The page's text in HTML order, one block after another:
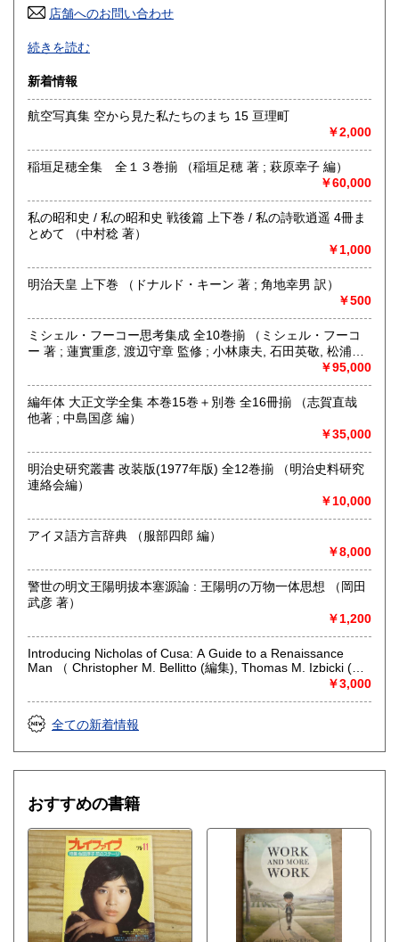
高知県 185円
佐賀県
熊本県 185円 大分県 185円
185円
沖縄県 185円
店舗へのお問い合わせ
買い取り専用ダイヤル 0120-805-875 (9:00～21:00 年中無休)
〒983-0043
宮城県仙台市宮城野区萩野町 2-3-2
最寄駅：仙台駅:徒歩15分 地下鉄南北線 広瀬通駅:徒歩10分
営業時間：〈店舗〉12:00～19:00
書籍の買取について
宮城県全域、福島県、山形県、岩手県、青森県、秋田県の東
北地方を中心に、茨城県、栃木県等関東近県への地域に出張
遠方や量が少ない場合など
宅配便での買取も行っております。
大量のご処分も承ります。
買い取り専用ダイヤル 0120-805-875
古書一般（その他）
続きを読む
新着情報
航空写真集 空から見た私たちのまち 15 亘理町
￥2,000
稲垣足穂全集 全１３巻揃 （稲垣足穂 著 ; 萩原幸子 編）
￥60,000
私の昭和史 / 私の昭和史 戦後篇 上下巻 / 私の詩歌逍遥 4冊ま
とめて （中村稔 著）
￥1,000
明治天皇 上下巻 （ドナルド・キーン 著 ; 角地幸男 訳）
￥500
ミシェル・フーコー思考集成 全10巻揃 （ミシェル・フーコ
ー 著 ; 蓮實重彦, 渡辺守章 監修 ; 小林康夫, 石田英敬, 松浦寿
￥95,000
編年体 大正文学全集 本巻15巻＋別巻 全16冊揃 （志賀直哉
他著 ; 中島国彦 編）
￥35,000
明治史研究叢書 改装版(1977年版) 全12巻揃 （明治史料研究
連絡会編）
￥10,000
アイヌ語方言辞典 （服部四郎 編）
￥8,000
警世の明文王陽明拔本塞源論 : 王陽明の万物一体思想 （岡田
武彦 著）
￥1,200
Introducing Nicholas of Cusa: A Guide to a Renaissance
Man （ Christopher M. Bellitto (編集), Thomas M. Izbicki (編
￥3,000
全ての新着情報
おすすめの書籍